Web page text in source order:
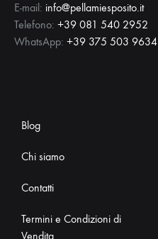
E-mail: info@pellamiesposito.it
Telefono: +39 081 540 2952
WhatsApp: +39 375 503 9634
Blog
Chi siamo
Contatti
Termini e Condizioni di
Vendita